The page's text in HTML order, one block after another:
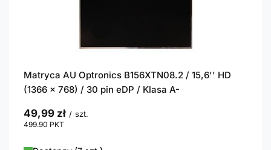
Matryca AU Optronics B156XTN08.2 / 15,6'' HD
(1366 x 768) / 30 pin eDP / Klasa A-
49,99 zł / szt.
499.90 PKT